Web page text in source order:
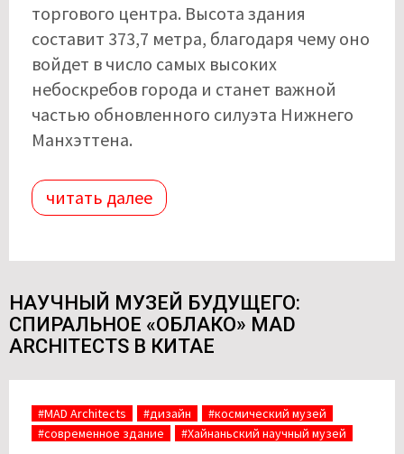
торгового центра. Высота здания
составит 373,7 метра, благодаря чему оно
войдет в число самых высоких
небоскребов города и станет важной
частью обновленного силуэта Нижнего
Манхэттена.
читать далее
НАУЧНЫЙ МУЗЕЙ БУДУЩЕГО:
СПИРАЛЬНОЕ «ОБЛАКО» MAD
ARCHITECTS В КИТАЕ
#MAD Architects #дизайн
#космический музей
#современное здание
#Хайнаньский научный музей